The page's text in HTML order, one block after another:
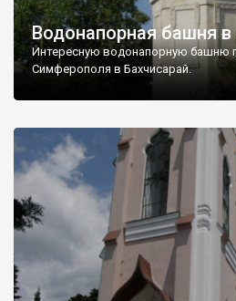
Водонапорная башня
Интересную водонапорную башню
Симферополя в Бахчисарай.